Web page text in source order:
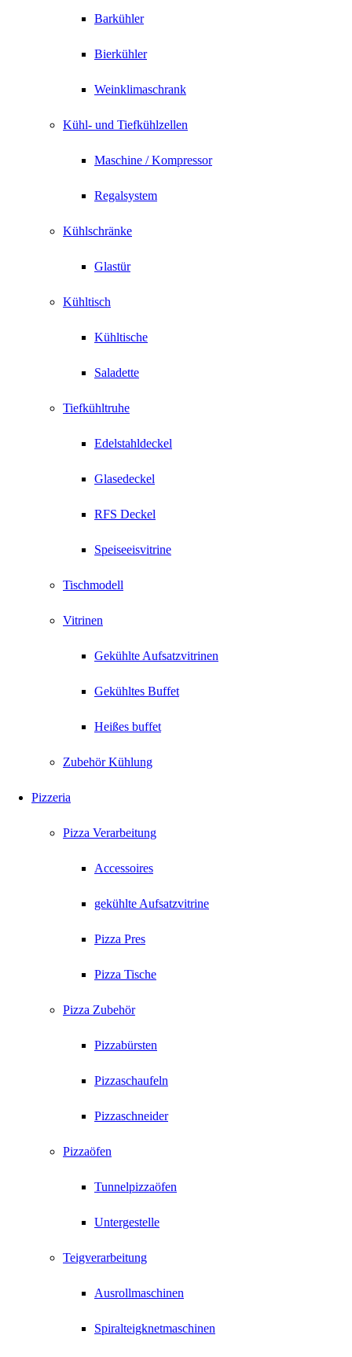
Barkühler
Bierkühler
Weinklimaschrank
Kühl- und Tiefkühlzellen
Maschine / Kompressor
Regalsystem
Kühlschränke
Glastür
Kühltisch
Kühltische
Saladette
Tiefkühltruhe
Edelstahldeckel
Glasedeckel
RFS Deckel
Speiseeisvitrine
Tischmodell
Vitrinen
Gekühlte Aufsatzvitrinen
Gekühltes Buffet
Heißes buffet
Zubehör Kühlung
Pizzeria
Pizza Verarbeitung
Accessoires
gekühlte Aufsatzvitrine
Pizza Pres
Pizza Tische
Pizza Zubehör
Pizzabürsten
Pizzaschaufeln
Pizzaschneider
Pizzaöfen
Tunnelpizzaöfen
Untergestelle
Teigverarbeitung
Ausrollmaschinen
Spiralteigknetmaschinen